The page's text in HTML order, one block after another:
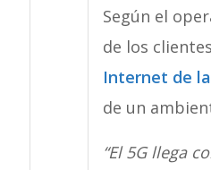
Según el
de los
Internet de
de un
“El 5G llega